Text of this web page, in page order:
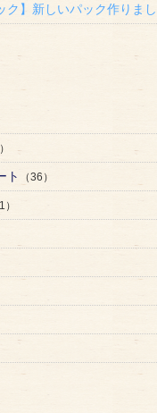
ク】新しいパック作りま
ト （36）
）